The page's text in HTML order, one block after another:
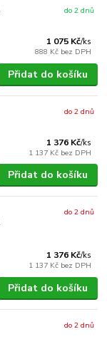
1 075 Kč/ks
888 Kč bez DPH
do 2 dnů
Přidat do košíku
1 376 Kč/ks
1 137 Kč bez DPH
do 2 dnů
Přidat do košíku
1 376 Kč/ks
1 137 Kč bez DPH
do 2 dnů
Přidat do košíku
do 2 dnů